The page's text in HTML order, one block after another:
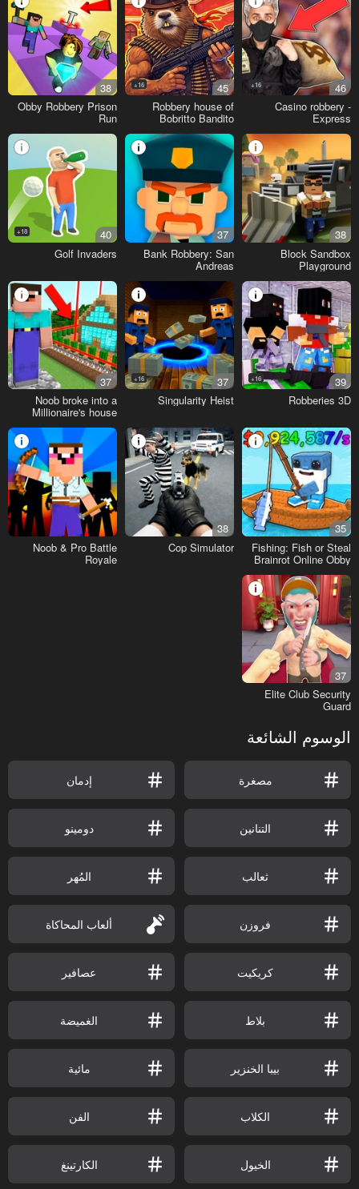
46
16+
Casino robbery -
Express
45
16+
Robbery house of
Bobritto Bandito
38
Obby Robbery Prison
Run
38
Block Sandbox
Playground
37
Bank Robbery: San
Andreas
40
18+
Golf Invaders
39
16+
Robberies 3D
37
16+
Singularity Heist
37
Noob broke into a
Millionaire's house
35
Fishing: Fish or Steal
Brainrot Online Obby
38
Cop Simulator
Noob & Pro Battle
Royale
37
Elite Club Security
Guard
الوسوم الشائعة
مصغرة إدمان
التنانين دومينو
ثعالب المُهر
فروزن ألعاب المحاكاة
كريكيت عصافير
بلاط الغميضة
بيبا الخنزير مائية
الكلاب الفن
الخيول الكارتينغ